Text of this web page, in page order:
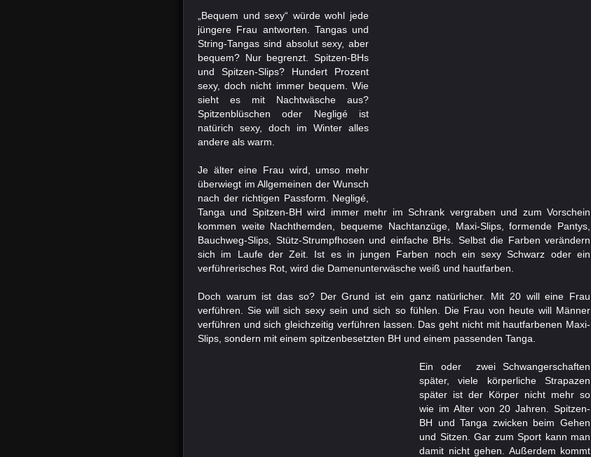
„Bequem und sexy“ würde wohl jede
jüngere Frau antworten. Tangas und
String-Tangas sind absolut sexy, aber
bequem? Nur begrenzt. Spitzen-BHs
und Spitzen-Slips? Hundert Prozent
sexy, doch nicht immer bequem. Wie
sieht es mit Nachtwäsche aus?
Spitzenblüschen oder Negligé ist
natürich sexy, doch im Winter alles
andere als warm.
Je älter eine Frau wird, umso mehr
überwiegt im Allgemeinen der Wunsch
nach der richtigen Passform. Negligé,
Tanga und Spitzen-BH wird immer mehr im Schrank vergraben und zum Vorschein
kommen weite Nachthemden, bequeme Nachtanzüge, Maxi-Slips, formende Pantys,
Bauchweg-Slips, Stütz-Strumpfhosen und einfache BHs. Selbst die Farben verändern
sich im Laufe der Zeit. Ist es in jungen Farben noch ein sexy Schwarz oder ein
verführerisches Rot, wird die Damenunterwäsche weiß und hautfarben.
Doch warum ist das so? Der Grund ist ein ganz natürlicher. Mit 20 will eine Frau
verführen. Sie will sich sexy sein und sich so fühlen. Die Frau von heute will Männer
verführen und sich gleichzeitig verführen lassen. Das geht nicht mit hautfarbenen Maxi-
Slips, sondern mit einem spitzenbesetzten BH und einem passenden Tanga.
Ein oder zwei Schwangerschaften
später, viele körperliche Strapazen
später ist der Körper nicht mehr so
wie im Alter von 20 Jahren. Spitzen-
BH und Tanga zwicken beim Gehen
und Sitzen. Gar zum Sport kann man
damit nicht gehen. Außerdem kommt